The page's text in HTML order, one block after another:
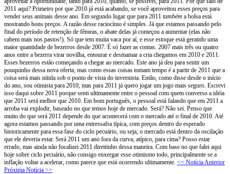
2011 aqui? Primeiro por que 2010 já está acabando, se você aproveitou esses preços para
vender seus animais desse ano. Em segundo lugar que para 2011 também a bolsa está
mostrando bons preços. A razão desse raciocínio é simples. Já que estamos passando pelo
final do período de retenção de fêmeas, o abate delas já começou a aumentar (elas não
cabem mais nos pastos!). Só que tem muita vaca por aí, e esse estoque está gerando uma
maior quantidade de bezerros desde 2007. É só fazer as contas. 2007 mais três ou quatro
anos entre a bezerra virar novilha, entourar e desmamar a cria chegamos em 2010 e 2011.
Esses bezerros estão começando a chegar ao mercado. Este ano já deu para sentir um
pouquinho dessa nova oferta, mas como essas coisas tomam tempo é a partir de 2011 que a
coisa será mais nítida sob o ponto de vista do invernista. Então, como disse desde o início
do ano, sou otimista para 2010, mas para 2011 já quero jogar um jogo mais seguro. Escrevi
isso daqui sobre 2011 porque senti ultimamente entre o pessoal com quem converso a idéia
que 2011 será melhor que 2010. Em bom português, o pessoal está falando que em 2011 a
arroba vai explodir, baseado no que temos hoje de mercado. Será? Não sei. Penso que
muito do que será 2011 depende do que acontecerá com o mercado até o final de 2010. Até
agora estamos passando por uma entressafra típica, com preços dentro do esperado
historicamente para essa fase do ciclo pecuário, ou seja, o mercado está dentro da oscilação
que ele deveria estar. Será 2011 um ano fora da curva, atípico, para cima? Posso estar
errado, mas ainda não focalizei 2011 direitinho dessa maneira. Com base no que falei aqui
hoje sobre ciclo pecuário, não consigo enxergar esse otimismo todo, principalmente se a
inflação voltar a acelerar, como parece que está ocorrendo ultimamente. << Notícia Anterior
Próxima Notícia >>